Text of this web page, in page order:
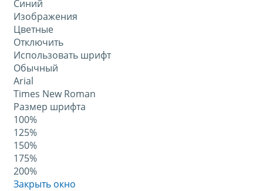
Синий
Изображения
Цветные
Отключить
Использовать шрифт
Обычный
Arial
Times New Roman
Размер шрифта
100%
125%
150%
175%
200%
Закрыть окно